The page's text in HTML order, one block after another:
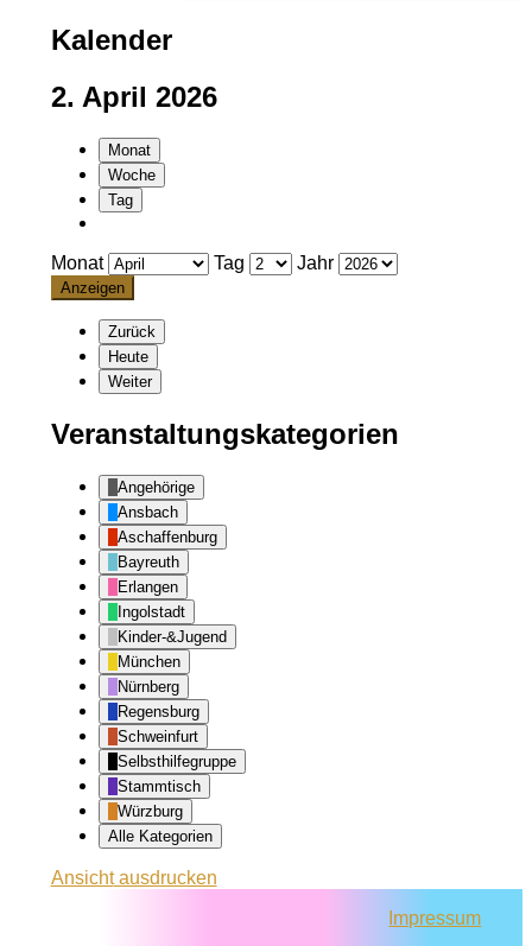
Kalender
2. April 2026
Monat
Woche
Tag
Monat Tag Jahr
Zurück
Heute
Weiter
Veranstaltungskategorien
Angehörige
Ansbach
Aschaffenburg
Bayreuth
Erlangen
Ingolstadt
Kinder-&Jugend
München
Nürnberg
Regensburg
Schweinfurt
Selbsthilfegruppe
Stammtisch
Würzburg
Alle Kategorien
Ansichtausdrucken
Impressum